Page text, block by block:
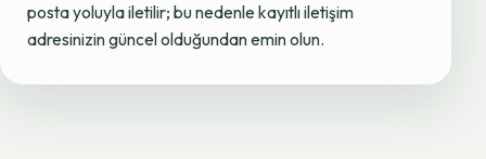
posta yoluyla iletilir; bu nedenle kayıtlı iletişim
adresinizin güncel olduğundan emin olun.